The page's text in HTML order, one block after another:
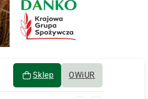
Sklep OWiUR